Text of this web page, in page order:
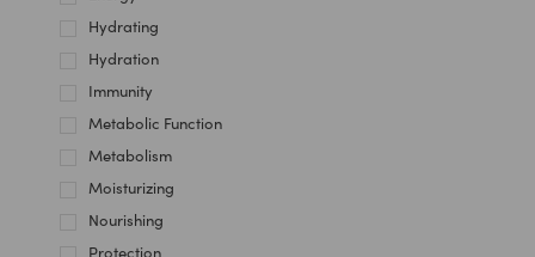
Hydrating
Hydration
Immunity
Metabolic Function
Metabolism
Moisturizing
Nourishing
Protection